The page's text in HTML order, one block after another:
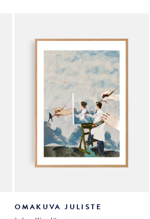
OMAKUVA JULISTE